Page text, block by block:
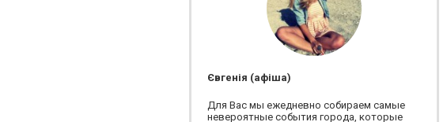
Євгенія (афіша)
Для Вас мы ежедневно собираем самые
невероятные события города, которые